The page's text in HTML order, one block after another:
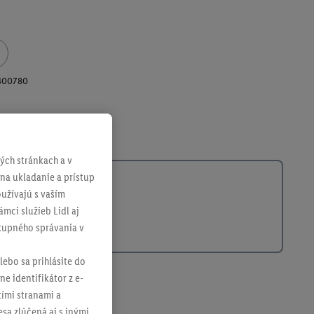
stránkach a v
ukladanie a prístup
s vaším
služieb Lidl aj
správania v
sa prihlásite do
identifikátor z e-
stranami a